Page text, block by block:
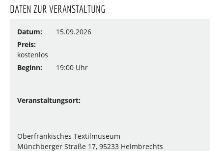
DATEN ZUR VERANSTALTUNG
Datum:
15.09.2026
Preis:
kostenlos
Beginn:
19:00 Uhr
Veranstaltungsort:
Oberfränkisches Textilmuseum
Münchberger Straße 17, 95233 Helmbrechts